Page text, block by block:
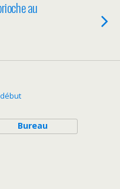
au
Bureau